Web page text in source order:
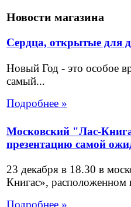
Новости магазина
Сердца, открытые для
Новый Год - это особое
самый...
Подробнее »
Московский "Лас-
презентацию самой
23 декабря в 18.30 в
Книгас», расположенном
Подробнее »